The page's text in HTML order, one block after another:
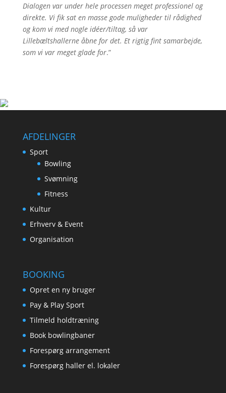
Dialogen var under hele processen meget professionel og
direkte. Vi fik sat en masse gode muligheder til rådighed
og kom vi med nogle idéer/tiltag, så var
Lillebæltshallerne åbne for det. Et rigtig fint samarbejde,
som vi var meget glade for.”
AFDELINGER
Sport
Bowling
Svømning
Fitness
Kultur
Erhverv & Event
Organisation
BOOKING
Opret en ny bruger
Pay & Play Sport
Tilmeld holdtræning
Book bowlingbaner
Forespørg arrangement
Forespørg haller el. lokaler